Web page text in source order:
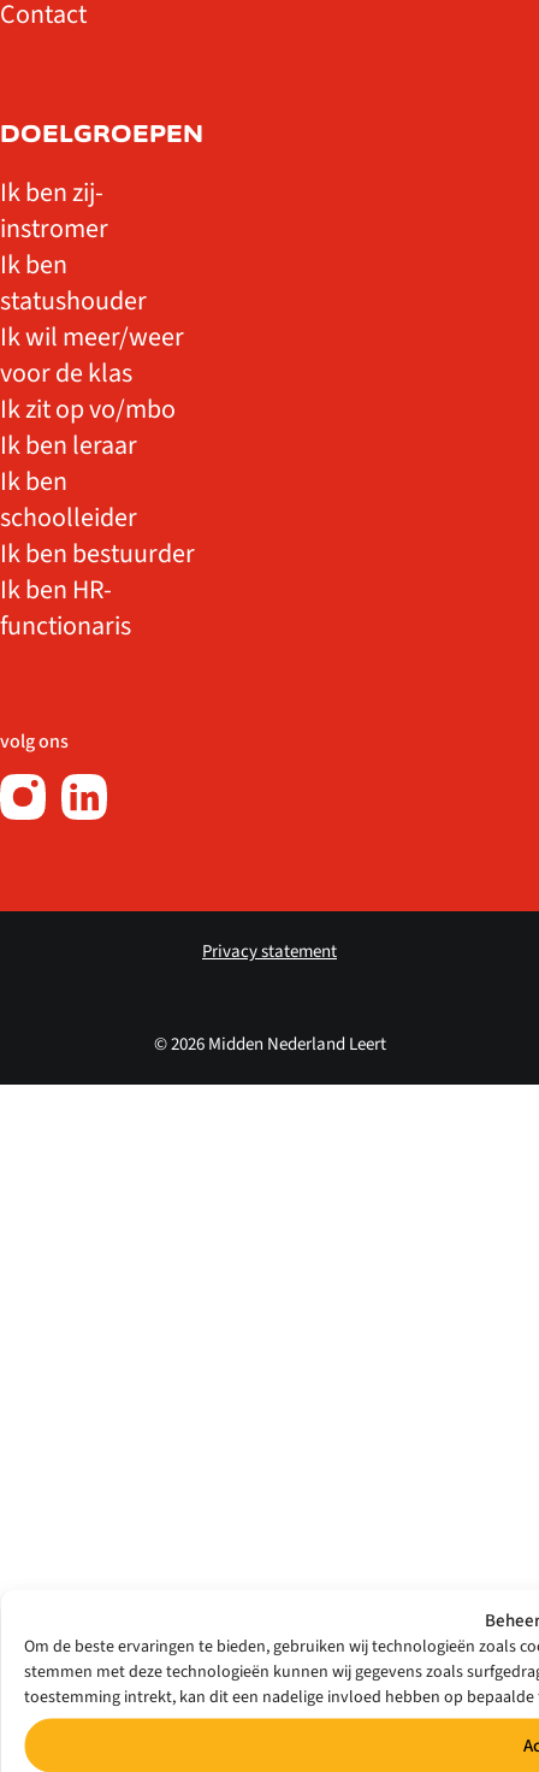
Om de beste ervaringen te bieden, gebruiken wij technologieën zoals
stemmen met deze technologieën kunnen wij gegevens zoals
toestemming intrekt, kan dit een nadelige invloed hebben op
volg ons
Contact
DOELGROEPEN
Ik ben zij-
instromer
Ik ben
statushouder
Ik wil meer/weer
voor de klas
Ik zit op vo/mbo
Ik ben leraar
Ik ben
schoolleider
Ik ben bestuurder
Ik ben HR-
functionaris
© 2026 Midden Nederland Leert
Privacy statement